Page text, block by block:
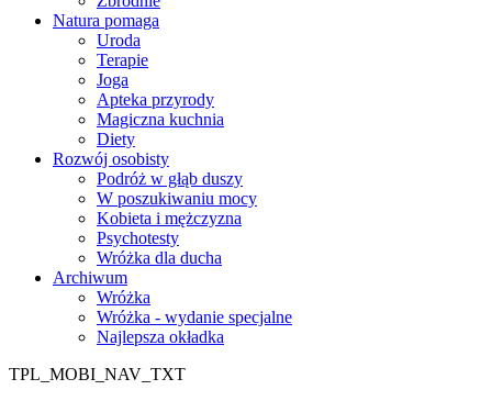
Natura pomaga
Uroda
Terapie
Joga
Apteka przyrody
Magiczna kuchnia
Diety
Rozwój osobisty
Podróż w głąb duszy
W poszukiwaniu mocy
Kobieta i mężczyzna
Psychotesty
Wróżka dla ducha
Archiwum
Wróżka
Wróżka - wydanie specjalne
Najlepsza okładka
TPL_MOBI_NAV_TXT